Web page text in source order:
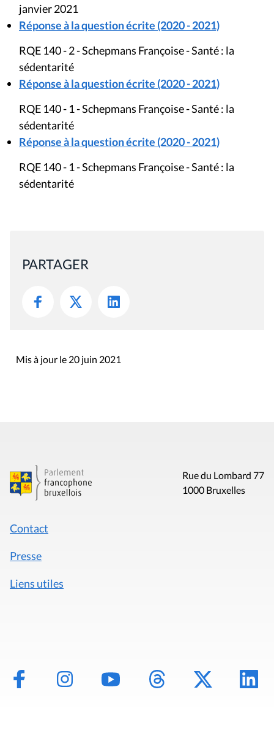
janvier 2021
Réponse à la question écrite (2020 - 2021)
RQE 140 - 2 - Schepmans Françoise - Santé : la
sédentarité
Réponse à la question écrite (2020 - 2021)
RQE 140 - 1 - Schepmans Françoise - Santé : la
sédentarité
Réponse à la question écrite (2020 - 2021)
RQE 140 - 1 - Schepmans Françoise - Santé : la
sédentarité
PARTAGER
Mis à jour le 20 juin 2021
Rue du Lombard 77
1000 Bruxelles
Contact
Presse
Liens utiles